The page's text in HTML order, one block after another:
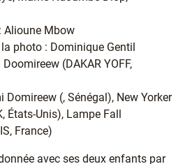
Alioune Mbow
photo : Dominique Gentil
(DAKAR YOFF,
Domireew (, Sénégal), New Yorker
États-Unis), Lampe Fall
France)
avec ses deux enfants par